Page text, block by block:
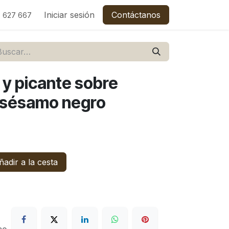
Empleos
627 667 Iniciar sesión Contáctanos
picante sobre
negro
a la cesta